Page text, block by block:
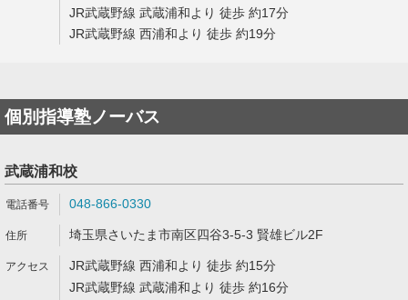
JR武蔵野線 武蔵浦和より 徒歩 約17分
JR武蔵野線 西浦和より 徒歩 約19分
個別指導塾ノーバス
武蔵浦和校
048-866-0330
埼玉県さいたま市南区四谷3-5-3 賢雄ビル2F
JR武蔵野線 西浦和より 徒歩 約15分
JR武蔵野線 武蔵浦和より 徒歩 約16分